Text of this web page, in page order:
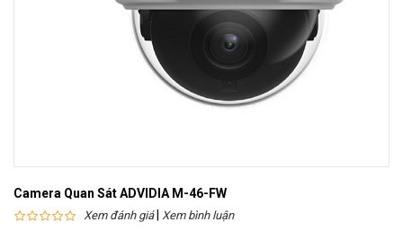
Camera Quan Sát ADVIDIA M-46-FW
Xem đánh giá| Xem bình luận